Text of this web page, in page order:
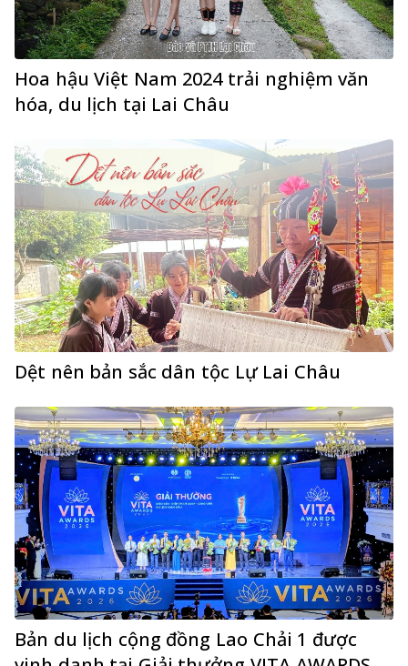
Hoa hậu Việt Nam 2024 trải nghiệm văn
hóa, du lịch tại Lai Châu
Dệt nên bản sắc dân tộc Lự Lai Châu
Bản du lịch cộng đồng Lao Chải 1 được